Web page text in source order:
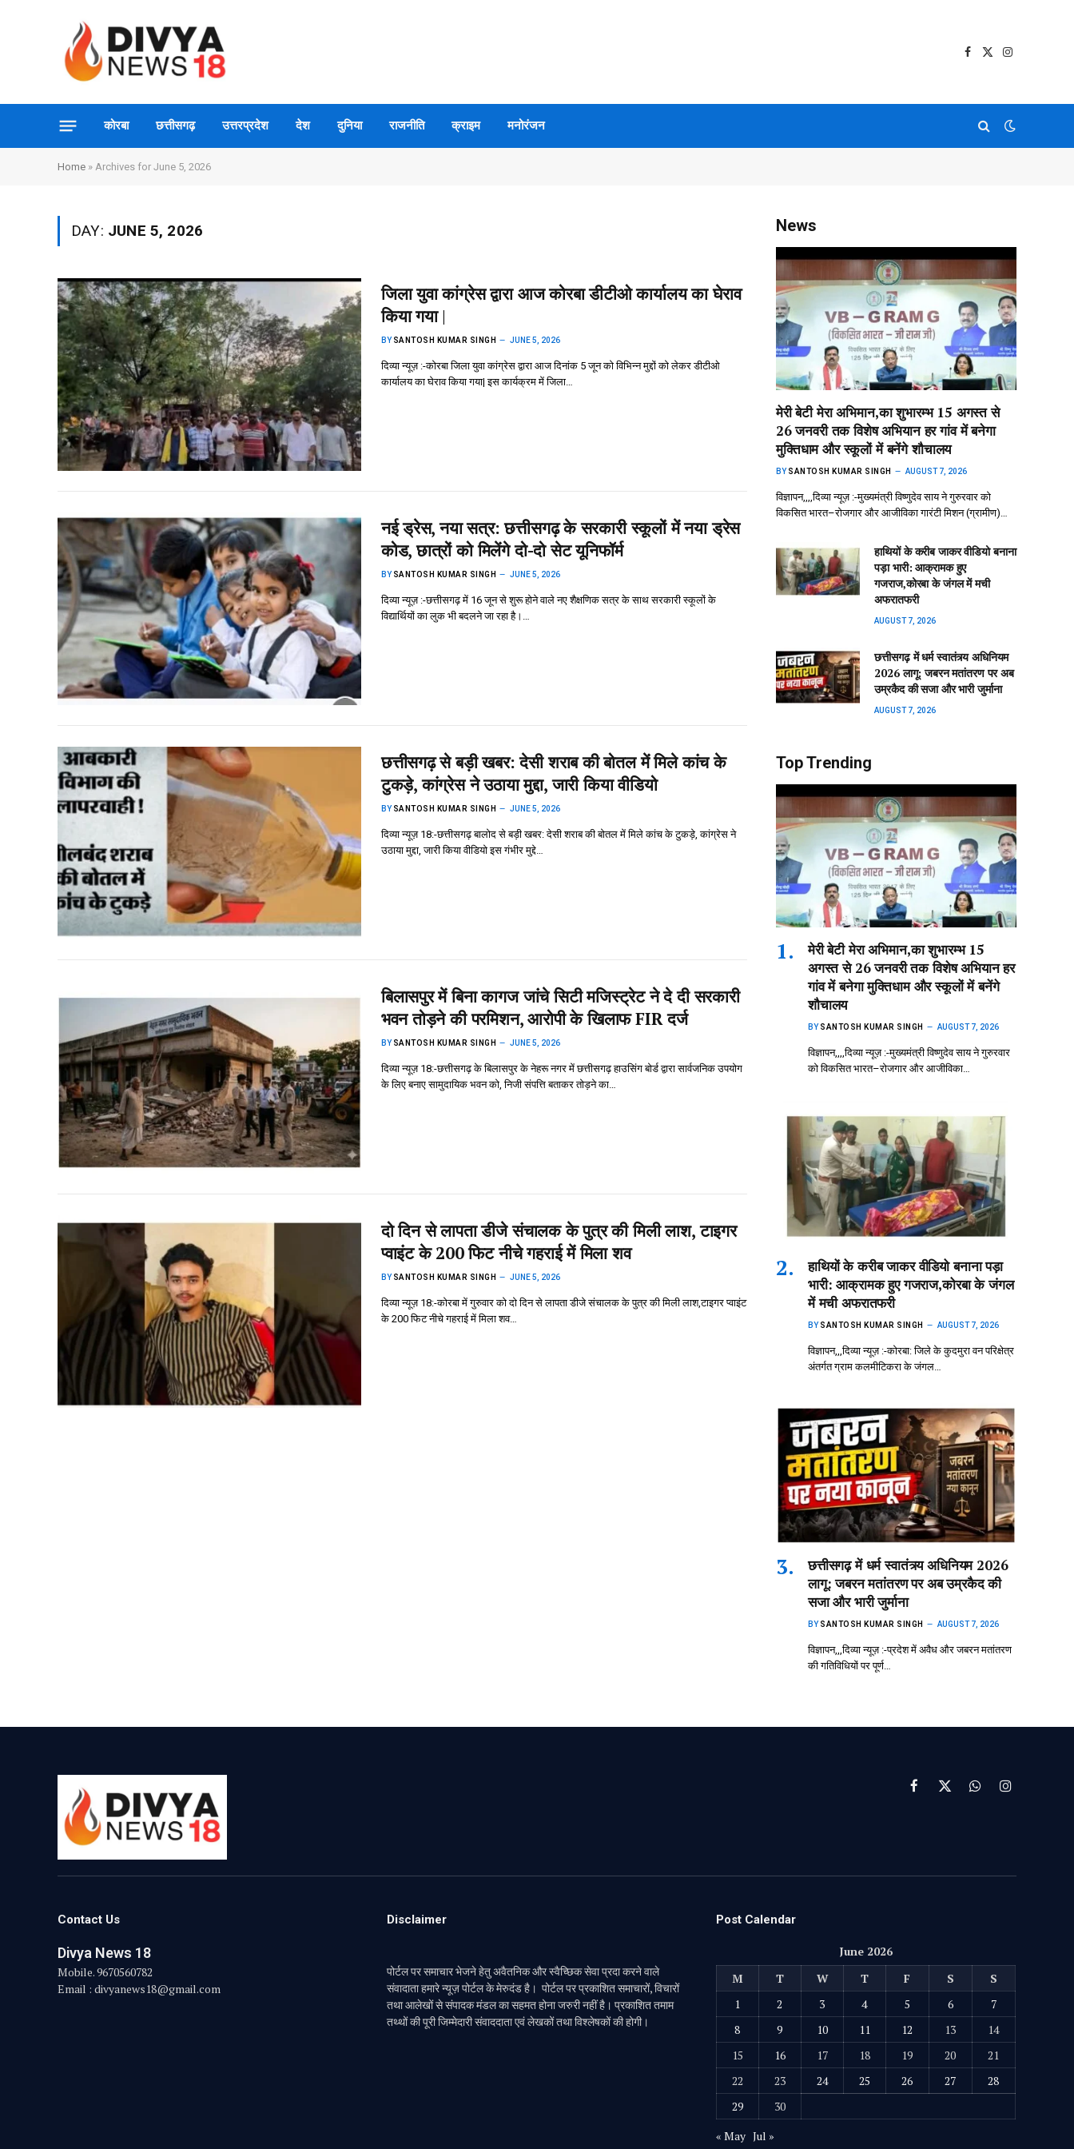
Facebook
X
Instagram
कोरबा छत्तीसगढ़ उत्तरप्रदेश देश दुनिया राजनीति क्राइम मनोरंजन
Home » Archives for June 5, 2026
DAY: JUNE 5, 2026
जिला युवा कांग्रेस द्वारा आज कोरबा डीटीओ कार्यालय का घेराव
किया गया |
BY SANTOSH KUMAR SINGH JUNE 5, 2026
दिव्या न्यूज़ :-कोरबा जिला युवा कांग्रेस द्वारा आज दिनांक 5 जून को विभिन्न मुद्दों को लेकर डीटीओ
कार्यालय का घेराव किया गया| इस कार्यक्रम में जिला…
नई ड्रेस, नया सत्र: छत्तीसगढ़ के सरकारी स्कूलों में नया ड्रेस
कोड, छात्रों को मिलेंगे दो-दो सेट यूनिफॉर्म
BY SANTOSH KUMAR SINGH JUNE 5, 2026
दिव्या न्यूज़ :-छत्तीसगढ़ में 16 जून से शुरू होने वाले नए शैक्षणिक सत्र के साथ सरकारी स्कूलों के
विद्यार्थियों का लुक भी बदलने जा रहा है।…
छत्तीसगढ़ से बड़ी खबर: देसी शराब की बोतल में मिले कांच के
टुकड़े, कांग्रेस ने उठाया मुद्दा, जारी किया वीडियो
BY SANTOSH KUMAR SINGH JUNE 5, 2026
दिव्या न्यूज़ 18:-छत्तीसगढ़ बालोद से बड़ी खबर: देसी शराब की बोतल में मिले कांच के टुकड़े, कांग्रेस ने
उठाया मुद्दा, जारी किया वीडियो इस गंभीर मुद्दे…
बिलासपुर में बिना कागज जांचे सिटी मजिस्ट्रेट ने दे दी सरकारी
भवन तोड़ने की परमिशन, आरोपी के खिलाफ FIR दर्ज
BY SANTOSH KUMAR SINGH JUNE 5, 2026
दिव्या न्यूज़ 18:-छत्तीसगढ़ के बिलासपुर के नेहरू नगर में छत्तीसगढ़ हाउसिंग बोर्ड द्वारा सार्वजनिक उपयोग
के लिए बनाए सामुदायिक भवन को, निजी संपत्ति बताकर तोड़ने का…
दो दिन से लापता डीजे संचालक के पुत्र की मिली लाश, टाइगर
प्वाइंट के 200 फिट नीचे गहराई में मिला शव
BY SANTOSH KUMAR SINGH JUNE 5, 2026
दिव्या न्यूज़ 18:-कोरबा में गुरुवार को दो दिन से लापता डीजे संचालक के पुत्र की मिली लाश,टाइगर प्वाइंट
के 200 फिट नीचे गहराई में मिला शव…
News
मेरी बेटी मेरा अभिमान,का शुभारम्भ 15 अगस्त से
26 जनवरी तक विशेष अभियान हर गांव में बनेगा
मुक्तिधाम और स्कूलों में बनेंगे शौचालय
BY SANTOSH KUMAR SINGH AUGUST 7, 2026
विज्ञापन,,,,दिव्या न्यूज़ :-मुख्यमंत्री विष्णुदेव साय ने गुरुरवार को
विकसित भारत–रोजगार और आजीविका गारंटी मिशन (ग्रामीण)…
हाथियों के करीब जाकर वीडियो बनाना
पड़ा भारी: आक्रामक हुए
गजराज,कोरबा के जंगल में मची
अफरातफरी
AUGUST 7, 2026
छत्तीसगढ़ में धर्म स्वातंत्र्य अधिनियम
2026 लागू: जबरन मतांतरण पर अब
उम्रकैद की सजा और भारी जुर्माना
AUGUST 7, 2026
Top Trending
मेरी बेटी मेरा अभिमान,का शुभारम्भ 15
अगस्त से 26 जनवरी तक विशेष अभियान हर
गांव में बनेगा मुक्तिधाम और स्कूलों में बनेंगे
शौचालय
BY SANTOSH KUMAR SINGH AUGUST 7, 2026
विज्ञापन,,,,दिव्या न्यूज़ :-मुख्यमंत्री विष्णुदेव साय ने गुरुरवार
को विकसित भारत–रोजगार और आजीविका…
हाथियों के करीब जाकर वीडियो बनाना पड़ा
भारी: आक्रामक हुए गजराज,कोरबा के जंगल
में मची अफरातफरी
BY SANTOSH KUMAR SINGH AUGUST 7, 2026
विज्ञापन,,,दिव्या न्यूज़ :-कोरबा: जिले के कुदमुरा वन परिक्षेत्र
अंतर्गत ग्राम कलमीटिकरा के जंगल…
छत्तीसगढ़ में धर्म स्वातंत्र्य अधिनियम 2026
लागू: जबरन मतांतरण पर अब उम्रकैद की
सजा और भारी जुर्माना
BY SANTOSH KUMAR SINGH AUGUST 7, 2026
विज्ञापन,,,दिव्या न्यूज़ :-प्रदेश में अवैध और जबरन मतांतरण
की गतिविधियों पर पूर्ण…
Facebook
X
WhatsAppInstagram
Contact Us
Divya News 18
Mobile. 9670560782
Email : divyanews18@gmail.com
Disclaimer
पोर्टल पर समाचार भेजने हेतु अवैतनिक और स्वैच्छिक सेवा प्रदा करने वाले
संवादाता हमारे न्यूज़ पोर्टल के मेरुदंड है। पोर्टल पर प्रकाशित समाचारों, विचारों
तथा आलेखों से संपादक मंडल का सहमत होना जरुरी नहीं है। प्रकाशित तमाम
तथ्थों की पूरी जिम्मेदारी संवाददाता एवं लेखकों तथा विश्लेषकों की होगी।
Post Calendar
June 2026
M
T W T F S
S
1
2 3 4 5 6
7
8
9 10 11 12 13
14
15
16 17 18 19 20
21
22
23 24 25 26 27
28
29
30
« May Jul »